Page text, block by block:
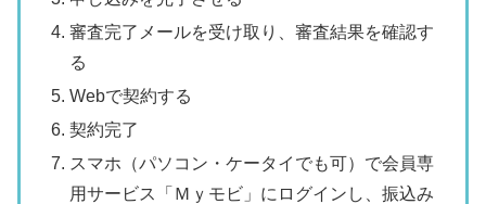
審査完了メールを受け取り、審査結果を確認す
る
Webで契約する
契約完了
スマホ（パソコン・ケータイでも可）で会員専
用サービス「Ｍｙモビ」にログインし、振込み